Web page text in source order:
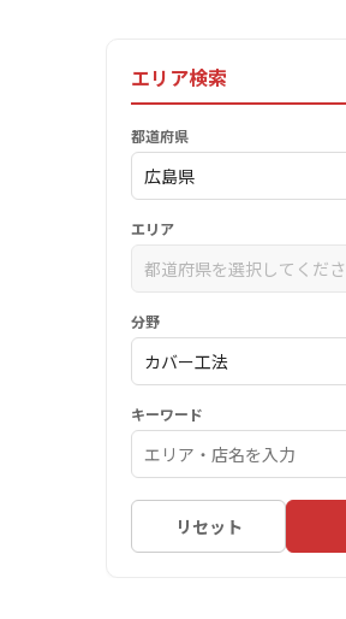
エリア検索
都道府県
エリア
分野
キーワード
リセット